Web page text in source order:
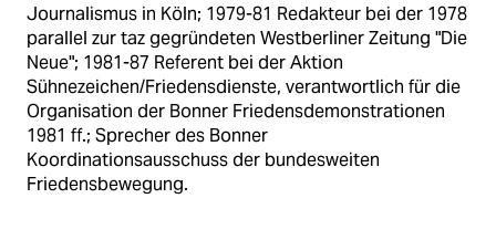
Journalismus in Köln; 1979-81 Redakteur bei der 1978
parallel zur taz gegründeten Westberliner Zeitung "Die
Neue"; 1981-87 Referent bei der Aktion
Sühnezeichen/Friedensdienste, verantwortlich für die
Organisation der Bonner Friedensdemonstrationen
1981 ff.; Sprecher des Bonner
Koordinationsausschuss der bundesweiten
Friedensbewegung.